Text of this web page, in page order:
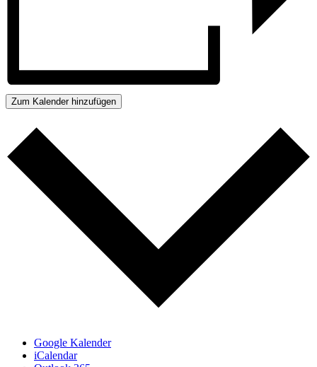
Zum Kalender hinzufügen
Google Kalender
iCalendar